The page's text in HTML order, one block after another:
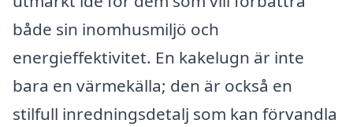
både sin inomhusmiljö och
energieffektivitet. En kakelugn är inte
bara en värmekälla; den är också en
stilfull inredningsdetalj som kan förvandla